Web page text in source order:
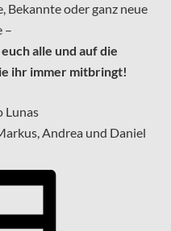
Bekannte oder ganz neue
–
alle und auf die
ihr immer mitbringt!
Lunas
Andrea und Daniel